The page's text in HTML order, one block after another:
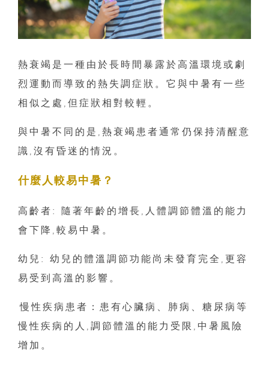
熱衰竭是一種由於長時間暴露於高溫環境或劇
烈運動而導致的熱失調症狀。它與中暑有一些
相似之處,但症狀相對較輕。
與中暑不同的是,熱衰竭患者通常仍保持清醒意
識,沒有昏迷的情況。
什麼人較易中暑？
高齡者: 隨著年齡的增長,人體調節體溫的能力
會下降,較易中暑。
幼兒: 幼兒的體溫調節功能尚未發育完全,更容
易受到高溫的影響。
⁠慢性疾病患者：患有心臟病、肺病、糖尿病等
慢性疾病的人,調節體溫的能力受限,中暑風險
增加。